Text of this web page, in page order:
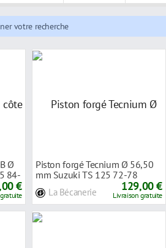
votre recherche
Ø
84-
€
Piston forgé Tecnium Ø 56,50
mm Suzuki TS 125 72-78
La Bécanerie 129,00 €
Livraison gratuite